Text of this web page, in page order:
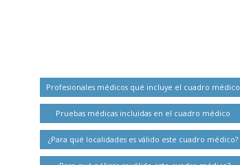
Profesionales médicos qué incluye el cuadro médico
Pruebas médicas incluidas en el cuadro médico
¿Para qué localidades es válido este cuadro médico?